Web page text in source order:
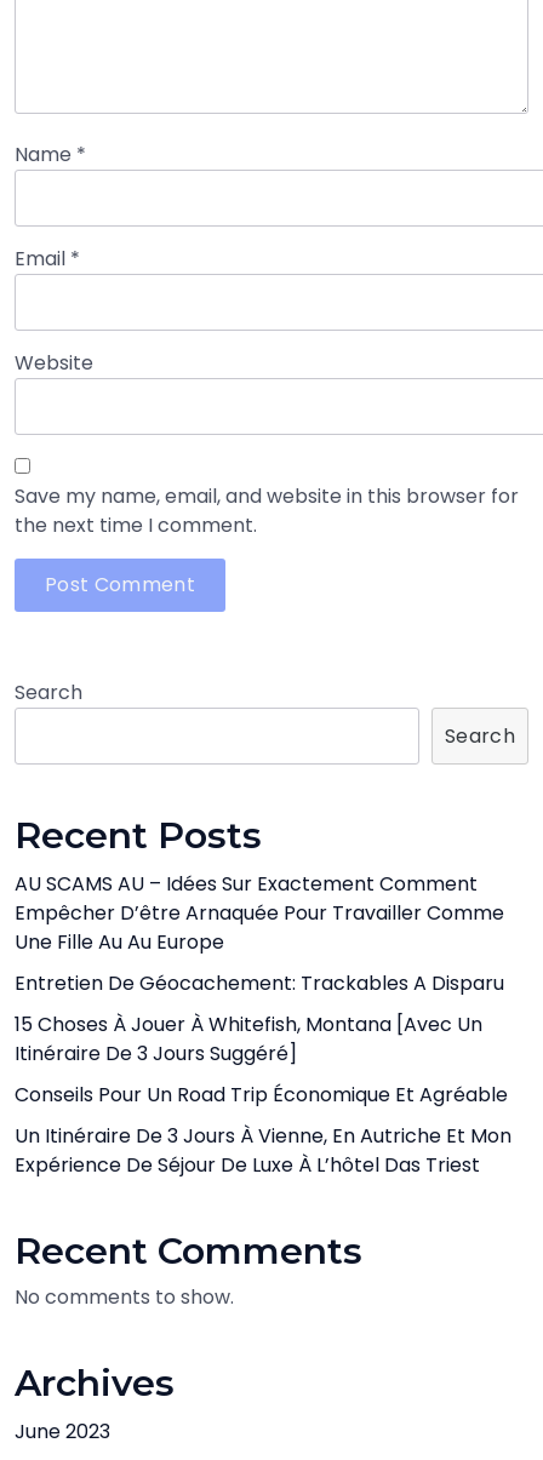
Name *
Email *
Website
Save my name, email, and website in this browser for
the next time I comment.
Search
Search
Recent Posts
AU SCAMS AU – Idées Sur Exactement Comment
Empêcher D’être Arnaquée Pour Travailler Comme
Une Fille Au Au Europe
Entretien De Géocachement: Trackables A Disparu
15 Choses À Jouer À Whitefish, Montana [avec Un
Itinéraire De 3 Jours Suggéré]
Conseils Pour Un Road Trip Économique Et Agréable
Un Itinéraire De 3 Jours À Vienne, En Autriche Et Mon
Expérience De Séjour De Luxe À L’hôtel Das Triest
Recent Comments
No comments to show.
Archives
June 2023